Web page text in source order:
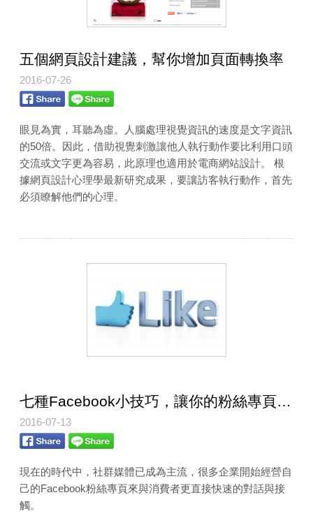
五個網頁設計建議，幫你增加頁面轉換率
2016-07-26
眼見為實，耳聽為虛。人腦處理視覺資訊的速度是文字資訊
的50倍。因此，借助視覺刺激讓他人執行動作要比利用口頭
交流或文字更為容易，此原理也適用於電商網站設計。 根
據網頁設計心理學最新研究成果，要讓訪客執行動作，首先
必須瞭解他們的心理。
七種Facebook小技巧，讓你的粉絲專頁經營更出色
2016-07-13
現在的時代中，社群媒體已成為主流，很多企業開始經營自
己的Facebook粉絲專頁來與消費者更直接快速的對話與接
觸。